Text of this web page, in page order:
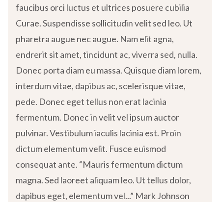
faucibus orci luctus et ultrices posuere cubilia
Curae. Suspendisse sollicitudin velit sed leo. Ut
pharetra augue nec augue. Nam elit agna,
endrerit sit amet, tincidunt ac, viverra sed, nulla.
Donec porta diam eu massa. Quisque diam lorem,
interdum vitae, dapibus ac, scelerisque vitae,
pede. Donec eget tellus non erat lacinia
fermentum. Donec in velit vel ipsum auctor
pulvinar. Vestibulum iaculis lacinia est. Proin
dictum elementum velit. Fusce euismod
consequat ante. “Mauris fermentum dictum
magna. Sed laoreet aliquam leo. Ut tellus dolor,
dapibus eget, elementum vel...” Mark Johnson